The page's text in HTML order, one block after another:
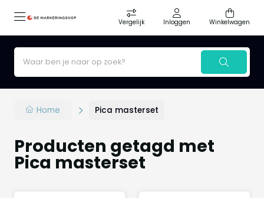
Vergelijk Inloggen Winkelwagen
Home Pica masterset
Producten getagd met
Pica masterset